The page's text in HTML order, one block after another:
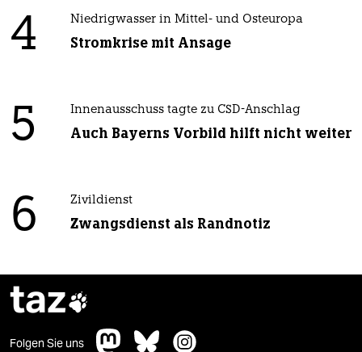
4 Niedrigwasser in Mittel- und Osteuropa
Stromkrise mit Ansage
5 Innenausschuss tagte zu CSD-Anschlag
Auch Bayerns Vorbild hilft nicht weiter
6 Zivildienst
Zwangsdienst als Randnotiz
taz
Folgen Sie uns